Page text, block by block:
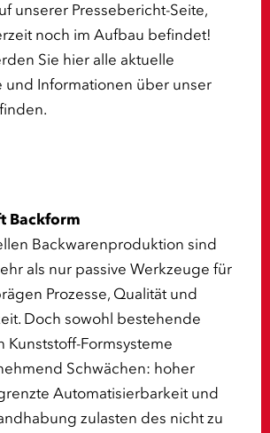
unserer Pressebericht-Seite,
noch im Aufbau befindet!
Sie hier alle aktuelle
und Informationen über unser
Backform
Backwarenproduktion sind
als nur passive Werkzeuge für
Prozesse, Qualität und
Doch sowohl bestehende
Kunststoff-Formsysteme
Schwächen: hoher
Automatisierbarkeit und
zulasten des nicht zu